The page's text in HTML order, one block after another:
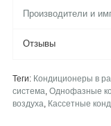
Производители и
Отзывы
Теги: Кондиционеры в
система Однофазные
воздуха
Кассетные